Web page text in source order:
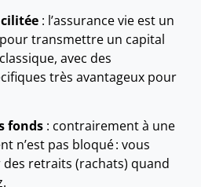
: l’assurance vie est un
transmettre un capital
avec des
très avantageux pour
fonds : contrairement à une
n’est pas bloqué : vous
retraits (rachats) quand